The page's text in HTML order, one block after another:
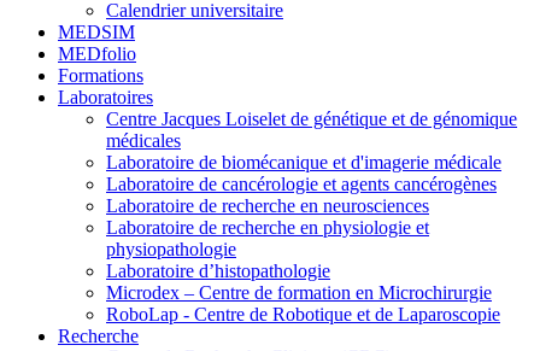
Calendrier universitaire
MEDSIM
MEDfolio
Formations
Laboratoires
Centre Jacques Loiselet de génétique et de génomique
médicales
Laboratoire de biomécanique et d'imagerie médicale
Laboratoire de cancérologie et agents cancérogènes
Laboratoire de recherche en neurosciences
Laboratoire de recherche en physiologie et
physiopathologie
Laboratoire d’histopathologie
Microdex – Centre de formation en Microchirurgie
RoboLap - Centre de Robotique et de Laparoscopie
Recherche